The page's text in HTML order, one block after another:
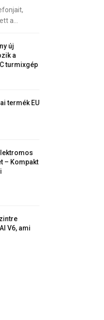
a…
új
a
turmixgép
termék EU
– Kompakt
V6, ami